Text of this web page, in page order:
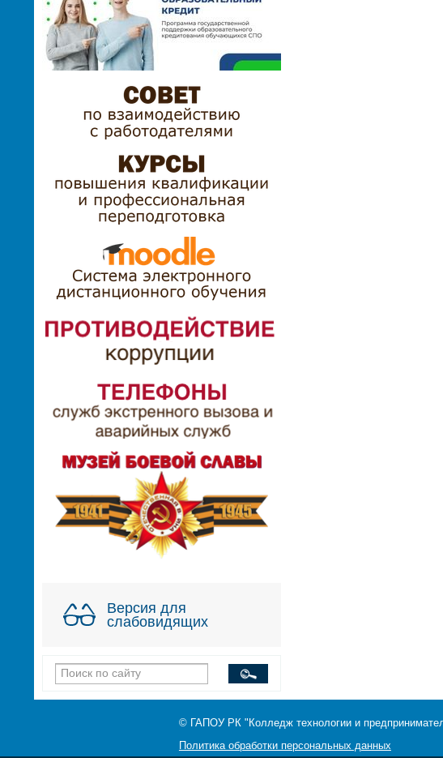
Версия для
слабовидящих
© ГАПОУ РК "Колледж технологии и
Политика обработки персональных данных